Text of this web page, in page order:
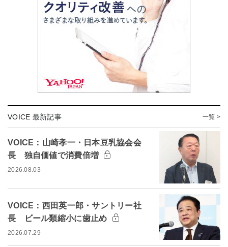
VOICE 最新記事 一覧 >
VOICE：山崎孝一・日本豆乳協会会
長 独自価値で消費倍増
2026.08.03
VOICE：西田英一郎・サントリー社
長 ビール類縮小に歯止め
2026.07.29